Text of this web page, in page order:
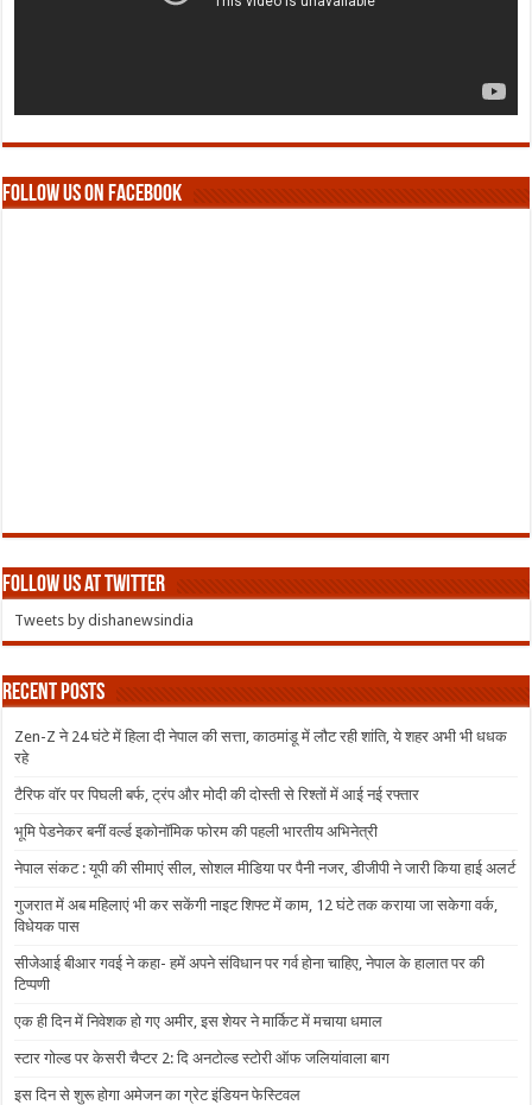
Follow us on Facebook
Follow us at Twitter
Tweets by dishanewsindia
Recent Posts
Zen-Z ने 24 घंटे में हिला दी नेपाल की सत्ता, काठमांडू में लौट रही शांति, ये शहर अभी भी धधक
रहे
टैरिफ वॉर पर पिघली बर्फ, ट्रंप और मोदी की दोस्ती से रिश्तों में आई नई रफ्तार
भूमि पेडनेकर बनीं वर्ल्ड इकोनॉमिक फोरम की पहली भारतीय अभिनेत्री
नेपाल संकट : यूपी की सीमाएं सील, सोशल मीडिया पर पैनी नजर, डीजीपी ने जारी किया हाई अलर्ट
गुजरात में अब महिलाएं भी कर सकेंगी नाइट शिफ्ट में काम, 12 घंटे तक कराया जा सकेगा वर्क,
विधेयक पास
सीजेआई बीआर गवई ने कहा- हमें अपने संविधान पर गर्व होना चाहिए, नेपाल के हालात पर की
टिप्पणी
एक ही दिन में निवेशक हो गए अमीर, इस शेयर ने मार्किट में मचाया धमाल
स्टार गोल्ड पर केसरी चैप्टर 2: दि अनटोल्ड स्टोरी ऑफ जलियांवाला बाग
इस दिन से शुरू होगा अमेजन का ग्रेट इंडियन फेस्टिवल